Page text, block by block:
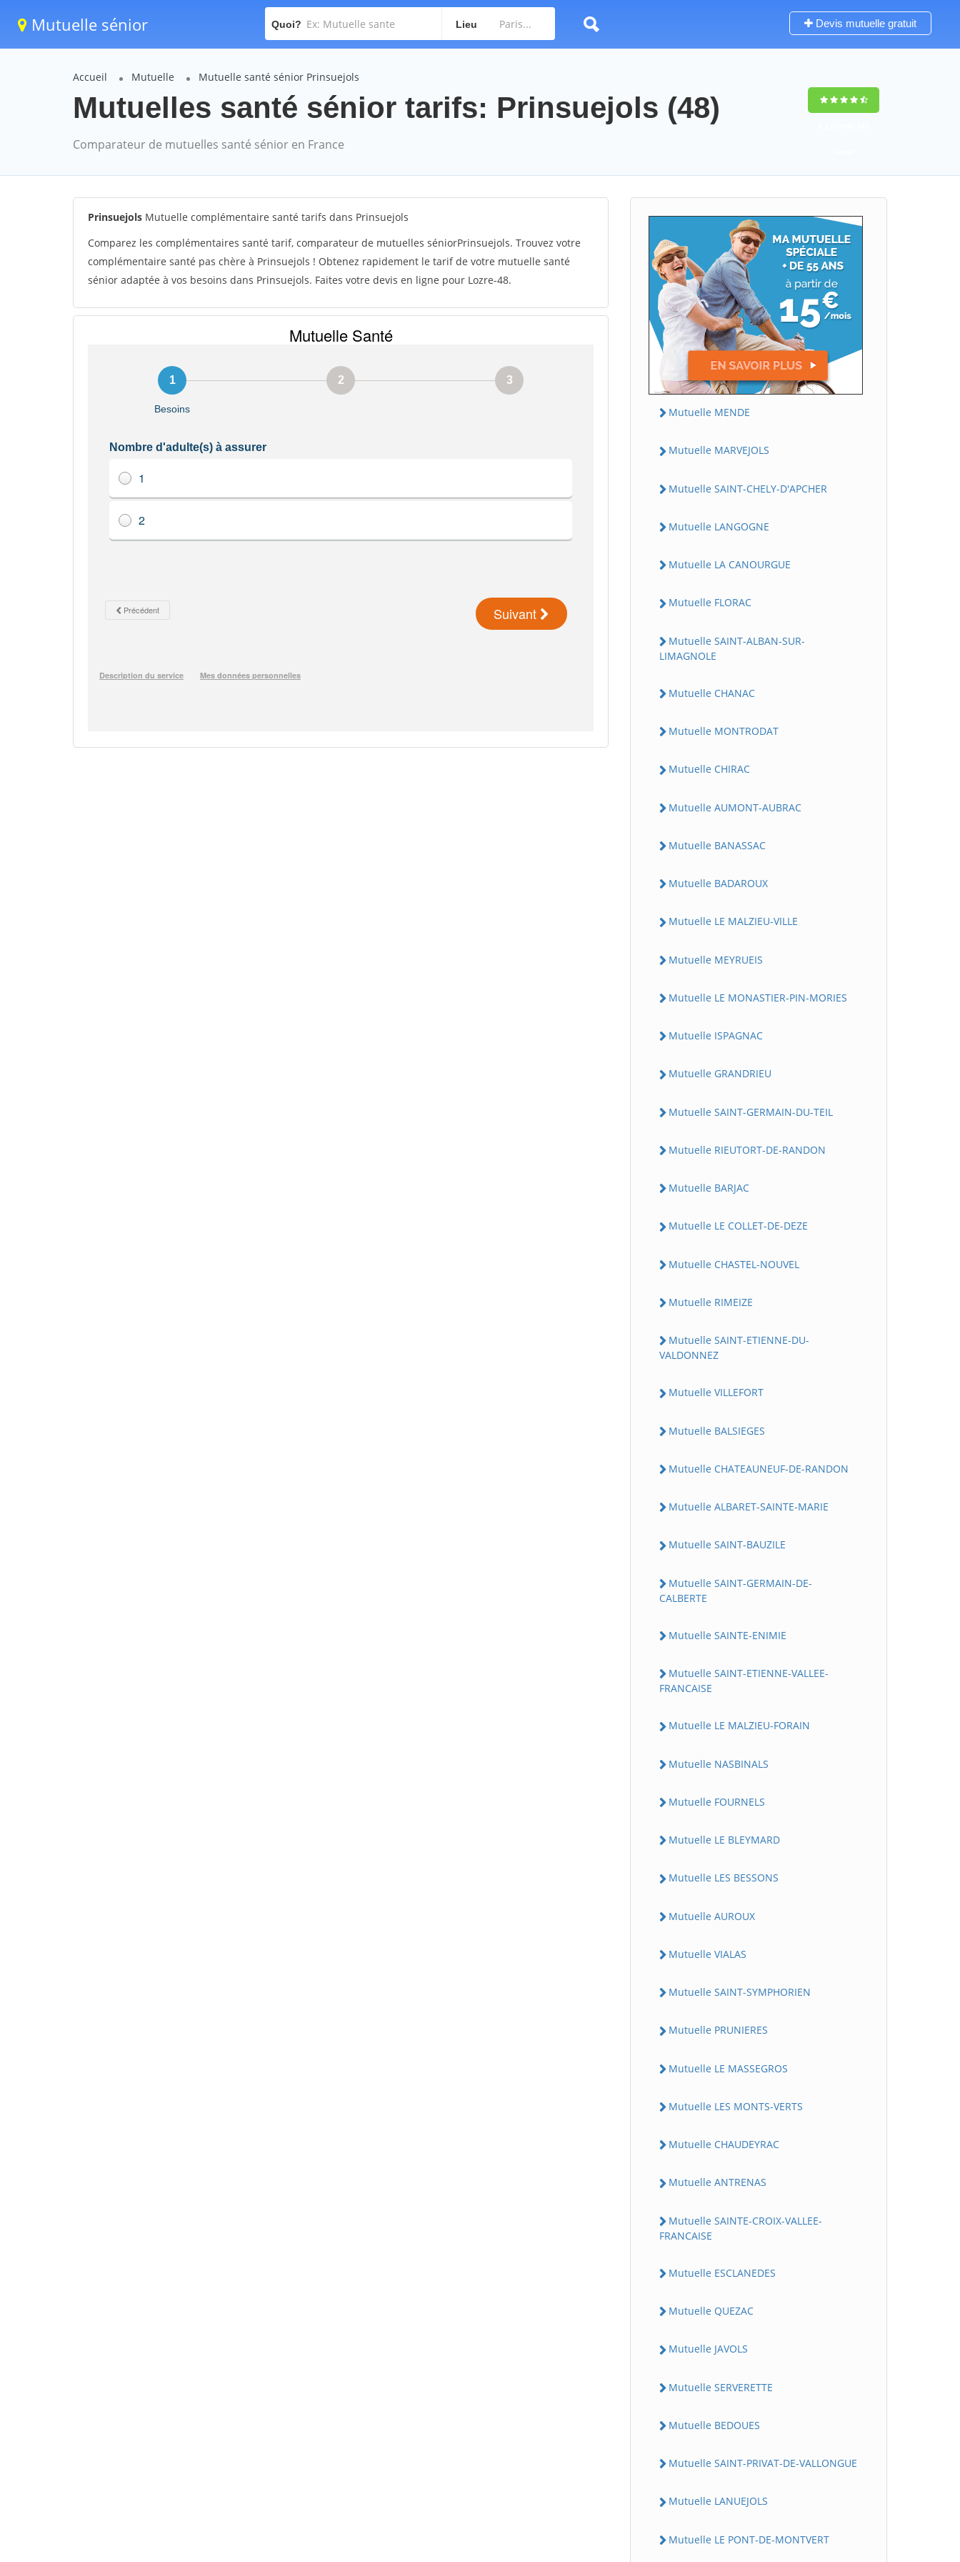
Mutuelle sénior Quoi? Lieu Devis mutuelle gratuit
Accueil Mutuelle Mutuelle santé sénior Prinsuejols
Mutuelles santé sénior tarifs: Prinsuejols (48)
Comparateur de mutuelles santé sénior en France
Prinsuejols Mutuelle complémentaire santé tarifs dans Prinsuejols
Comparez les complémentaires santé tarif, comparateur de mutuelles séniorPrinsuejols. Trouvez votre
complémentaire santé pas chère à Prinsuejols ! Obtenez rapidement le tarif de votre mutuelle santé
sénior adaptée à vos besoins dans Prinsuejols. Faites votre devis en ligne pour Lozre-48.
Mutuelle MENDE
Mutuelle MARVEJOLS
Mutuelle SAINT-CHELY-D'APCHER
Mutuelle LANGOGNE
Mutuelle LA CANOURGUE
Mutuelle FLORAC
Mutuelle SAINT-ALBAN-SUR-
LIMAGNOLE
Mutuelle CHANAC
Mutuelle MONTRODAT
Mutuelle CHIRAC
Mutuelle AUMONT-AUBRAC
Mutuelle BANASSAC
Mutuelle BADAROUX
Mutuelle LE MALZIEU-VILLE
Mutuelle MEYRUEIS
Mutuelle LE MONASTIER-PIN-MORIES
Mutuelle ISPAGNAC
Mutuelle GRANDRIEU
Mutuelle SAINT-GERMAIN-DU-TEIL
Mutuelle RIEUTORT-DE-RANDON
Mutuelle BARJAC
Mutuelle LE COLLET-DE-DEZE
Mutuelle CHASTEL-NOUVEL
Mutuelle RIMEIZE
Mutuelle SAINT-ETIENNE-DU-
VALDONNEZ
Mutuelle VILLEFORT
Mutuelle BALSIEGES
Mutuelle CHATEAUNEUF-DE-RANDON
Mutuelle ALBARET-SAINTE-MARIE
Mutuelle SAINT-BAUZILE
Mutuelle SAINT-GERMAIN-DE-
CALBERTE
Mutuelle SAINTE-ENIMIE
Mutuelle SAINT-ETIENNE-VALLEE-
FRANCAISE
Mutuelle LE MALZIEU-FORAIN
Mutuelle NASBINALS
Mutuelle FOURNELS
Mutuelle LE BLEYMARD
Mutuelle LES BESSONS
Mutuelle AUROUX
Mutuelle VIALAS
Mutuelle SAINT-SYMPHORIEN
Mutuelle PRUNIERES
Mutuelle LE MASSEGROS
Mutuelle LES MONTS-VERTS
Mutuelle CHAUDEYRAC
Mutuelle ANTRENAS
Mutuelle SAINTE-CROIX-VALLEE-
FRANCAISE
Mutuelle ESCLANEDES
Mutuelle QUEZAC
Mutuelle JAVOLS
Mutuelle SERVERETTE
Mutuelle BEDOUES
Mutuelle SAINT-PRIVAT-DE-VALLONGUE
Mutuelle LANUEJOLS
Mutuelle LE PONT-DE-MONTVERT